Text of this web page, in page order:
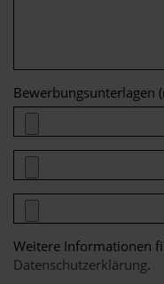
Bewerbungsunterlagen
Weitere Informationen
Datenschutzerklärung.